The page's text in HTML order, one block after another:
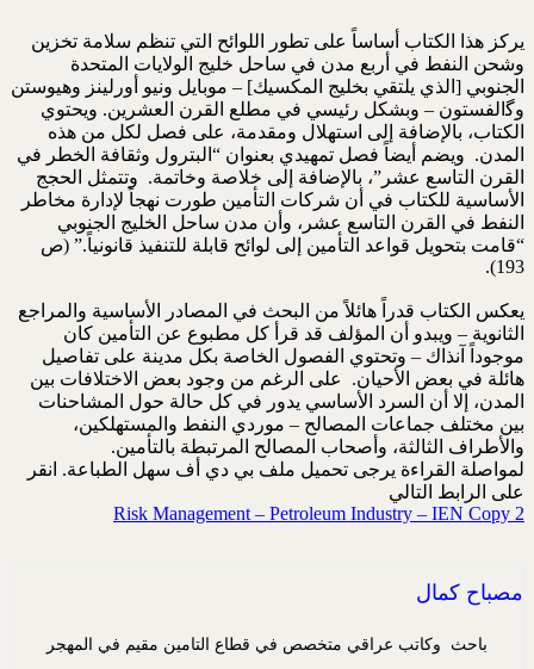
يركز هذا الكتاب أساساً على تطور اللوائح التي تنظم سلامة تخزين
وشحن النفط في أربع مدن في ساحل خليج الولايات المتحدة
الجنوبي [الذي يلتقي بخليج المكسيك] – موبايل ونيو أورلينز وهيوستن
وﮔالفستون – وبشكل رئيسي في مطلع القرن العشرين. ويحتوي
الكتاب، بالإضافة إلى استهلال ومقدمة، على فصل لكل من هذه
المدن. ويضم أيضاً فصل تمهيدي بعنوان “البترول وثقافة الخطر في
القرن التاسع عشر”، بالإضافة إلى خلاصة وخاتمة. وتتمثل الحجج
الأساسية للكتاب في أن شركات التأمين طورت نهجاً لإدارة مخاطر
النفط في القرن التاسع عشر، وأن مدن ساحل الخليج الجنوبي
“قامت بتحويل قواعد التأمين إلى لوائح قابلة للتنفيذ قانونياً.” (ص
193).
يعكس الكتاب قدراً هائلاً من البحث في المصادر الأساسية والمراجع
الثانوية – ويبدو أن المؤلف قد قرأ كل مطبوع عن التأمين كان
موجوداً آنذاك – وتحتوي الفصول الخاصة بكل مدينة على تفاصيل
هائلة في بعض الأحيان. على الرغم من وجود بعض الاختلافات بين
المدن، إلا أن السرد الأساسي يدور في كل حالة حول المشاحنات
بين مختلف جماعات المصالح – موردي النفط والمستهلكين،
والأطراف الثالثة، وأصحاب المصالح المرتبطة بالتأمين.
لمواصلة القراءة يرجى تحميل ملف بي دي أف سهل الطباعة. انقر
على الرابط التالي
Risk Management – Petroleum Industry – IEN Copy 2
مصباح كمال
باحث وكاتب عراقي متخصص في قطاع التامين مقيم في المهجر